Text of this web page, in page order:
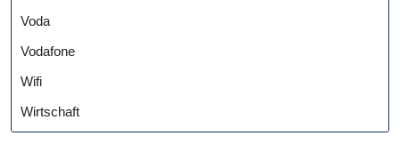
Voda
Vodafone
Wifi
Wirtschaft